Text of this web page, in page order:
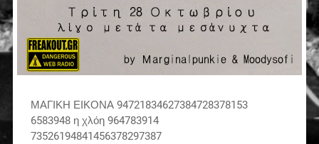
ΜΑΓΙΚΗ ΕΙΚΟΝΑ 94721834627384728378153
6583948 η χλόη 964783914
73526194841456378297387